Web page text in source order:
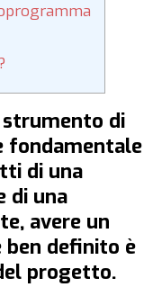
di
fondamentale
di una
di una
avere un
ben definito è
progetto.